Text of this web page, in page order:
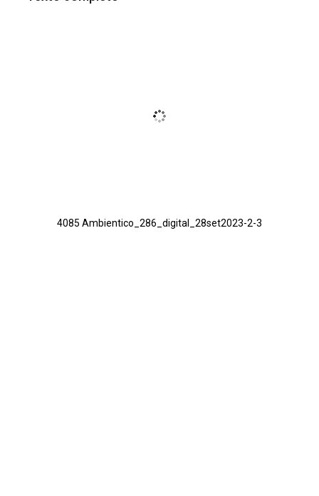
4085 Ambientico_286_digital_28set2023-2-3